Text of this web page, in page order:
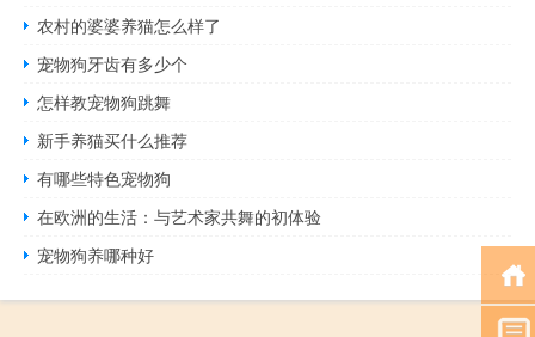
农村的婆婆养猫怎么样了
宠物狗牙齿有多少个
怎样教宠物狗跳舞
新手养猫买什么推荐
有哪些特色宠物狗
在欧洲的生活：与艺术家共舞的初体验
宠物狗养哪种好